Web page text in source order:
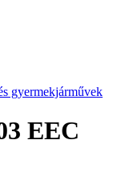
gyermekjárművek
EEC